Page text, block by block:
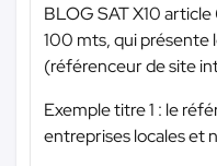
BLOG SAT X10
100 mts, qui
(référenceur de site
Exemple titre 1 : le
entreprises locales et